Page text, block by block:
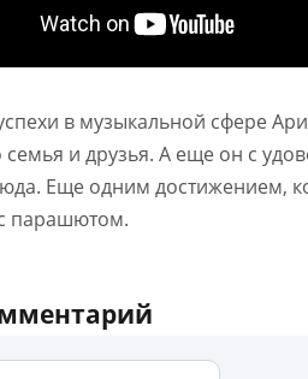
в музыкальной сфере
семья и друзья. А еще он с
Еще одним достижением,
парашютом.